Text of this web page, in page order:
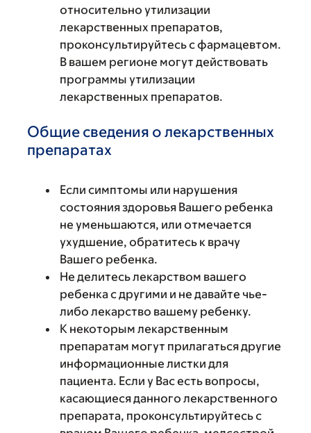
относительно утилизации
лекарственных препаратов,
проконсультируйтесь с фармацевтом.
В вашем регионе могут действовать
программы утилизации
лекарственных препаратов.
Общие сведения о лекарственных
препаратах
Если симптомы или нарушения
состояния здоровья Вашего ребенка
не уменьшаются, или отмечается
ухудшение, обратитесь к врачу
Вашего ребенка.
Не делитесь лекарством вашего
ребенка с другими и не давайте чье-
либо лекарство вашему ребенку.
К некоторым лекарственным
препаратам могут прилагаться другие
информационные листки для
пациента. Если у Вас есть вопросы,
касающиеся данного лекарственного
препарата, проконсультируйтесь с